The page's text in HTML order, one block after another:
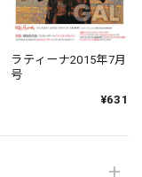
ラティーナ2015年7月
号
¥631